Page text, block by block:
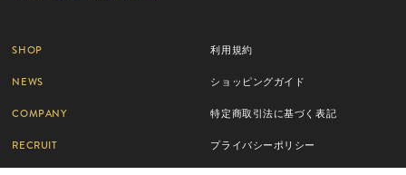
SHOP
NEWS
COMPANY
RECRUIT
利用規約
ショッピングガイド
特定商取引法に基づく表記
プライバシーポリシー